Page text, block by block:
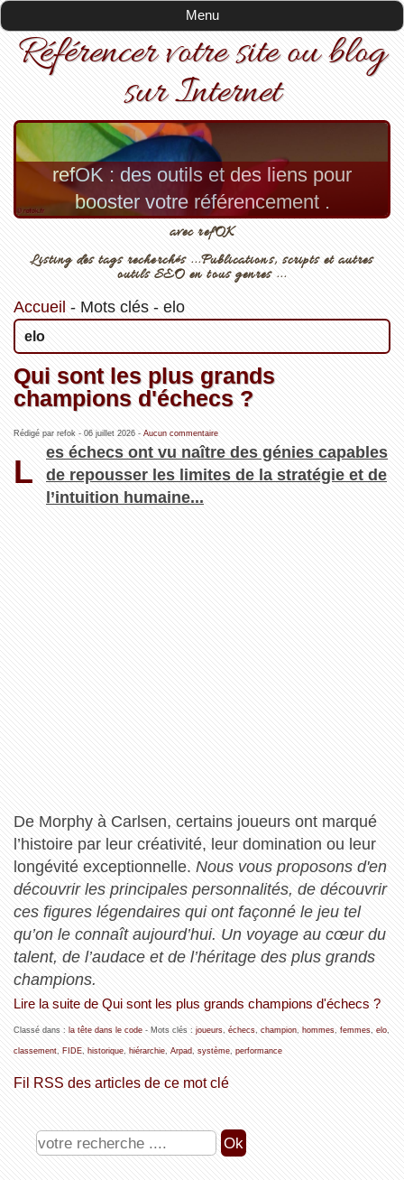
Menu
Référencer votre site ou blog
sur Internet
refOK : des outils et des liens pour
booster votre référencement .
avec refOK
Listing des tags recherchés ...Publications, scripts et autres
outils SEO en tous genres ...
Accueil - Mots clés- elo
elo
Qui sont les plus grands
champions d'échecs ?
Rédigé par refok - 06 juillet 2026- Aucun commentaire
L
es échecs ont vu naître des génies capables
de repousser les limites de la stratégie et de
l’intuition humaine...
De Morphy à Carlsen, certains joueurs ont marqué
l’histoire par leur créativité, leur domination ou leur
longévité exceptionnelle. Nous vous proposons d'en
découvrir les principales personnalités, de découvrir
ces figures légendaires qui ont façonné le jeu tel
qu’on le connaît aujourd’hui. Un voyage au cœur du
talent, de l’audace et de l’héritage des plus grands
champions.
Lire la suite de Qui sont les plus grands champions d'échecs ?
Classé dans : la tête dans le code- Mots clés : joueurs, échecs, champion, hommes, femmes, elo,
classement, FIDE, historique, hiérarchie, Arpad système, performance
Fil RSS des articles de ce mot clé